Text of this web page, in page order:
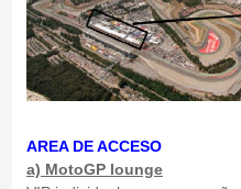
AREA DE ACCESO
a) MotoGP lounge